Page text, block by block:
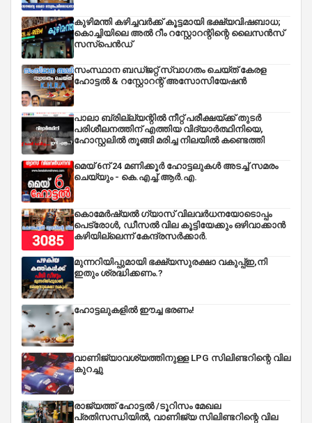
കുഴിമന്തി കഴിച്ചവർക്ക് കൂട്ടമായി ഭക്ഷ്യവിഷബാധ;
കൊച്ചിയിലെ അൽ റീം റസ്റ്റോറന്റിന്റെ ലൈസൻസ്
സസ്പെൻഡ്
സംസ്ഥാന ബഡ്‌ജറ്റ് സ്വാഗതം ചെയ്ത് കേരള
ഹോട്ടൽ & റസ്റ്റോറന്റ് അസോസിയേഷൻ
പാലാ ബ്രില്ല്യന്റിൽ നീറ്റ് പരീക്ഷയ്ക്ക് തുടർ
പരിശീലനത്തിന് എത്തിയ വിദ്യാർത്ഥിനിയെ,
ഹോസ്റ്റലിൽ തൂങ്ങി മരിച്ച നിലയിൽ കണ്ടെത്തി
മെയ് 6ന് 24 മണിക്കൂർ ഹോട്ടലുകൾ അടച്ച് സമരം
ചെയ്യും - കെ.എച്ച്.ആർ.എ.
കൊമേർഷ്യൽ ഗ്യാസ് വിലവർധനയോടൊപ്പം
പെട്രോൾ, ഡീസല്‍ വില കൂട്ടിയേക്കും ഒഴിവാക്കാന്‍
കഴിയില്ലെന്ന് കേന്ദ്രസര്‍ക്കാര്‍.
മുന്നറിയിപ്പുമായി ഭക്ഷ്യസുരക്ഷാ വകുപ്പ്ഇ,നി
ഇതും ശ്രദ്ധിക്കണം.?
ഹോട്ടലുകളിൽ ഈച്ച ഭരണം!
വാണിജ്യാവശ്യത്തിനുള്ള LPG സിലിണ്ടറിന്റെ വില
കുറച്ചു
രാജ്യത്ത് ഹോട്ടൽ /ടൂറിസം മേഖല
പ്രതിസന്ധിയിൽ, വാണിജ്യ സിലിണ്ടറിന്റെ വില